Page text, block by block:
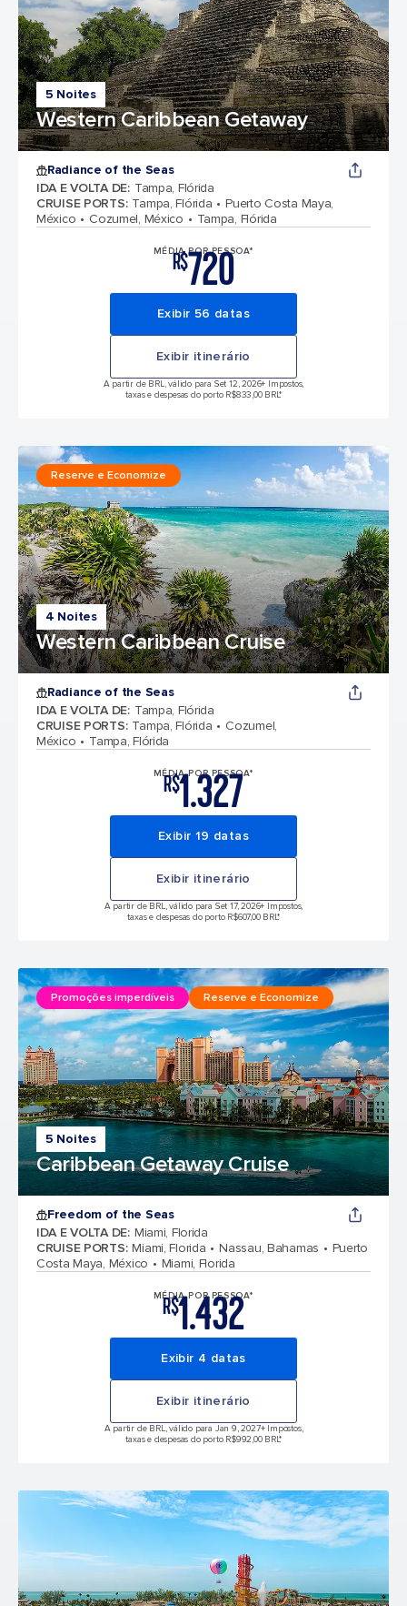
5 Noites
Western Caribbean Getaway
Radiance of the Seas
IDA E VOLTA DE: Tampa, Flórida
CRUISE PORTS: Tampa, Flórida
Puerto Costa Maya,
México
Cozumel, México Tampa, Flórida
MÉDIA POR PESSOA*
R$720
Exibir 56 datas
Exibir itinerário
A partir de BRL, válido para Set 12, 2026+ Impostos,
taxas e despesas do porto R$833,00 BRL*
4 Noites
Western Caribbean Cruise
Reserve e Economize
Radiance of the Seas
IDA E VOLTA DE: Tampa, Flórida
CRUISE PORTS: Tampa, Flórida
Cozumel,
México
Tampa, Flórida
MÉDIA POR PESSOA*
R$1.327
Exibir 19 datas
Exibir itinerário
A partir de BRL, válido para Set 17, 2026+ Impostos,
taxas e despesas do porto R$607,00 BRL*
5 Noites
Caribbean Getaway Cruise
Promoções imperdíveis Reserve e Economize
Freedom of the Seas
IDA E VOLTA DE: Miami, Florida
CRUISE PORTS: Miami, Florida Nassau, Bahamas
Puerto
Costa Maya, México
Miami, Florida
MÉDIA POR PESSOA*
R$1.432
Exibir 4 datas
Exibir itinerário
A partir de BRL, válido para Jan 9, 2027+ Impostos,
taxas e despesas do porto R$992,00 BRL*